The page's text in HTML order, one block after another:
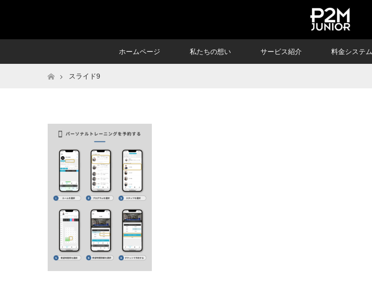
ホームページ 私たちの想い サービス紹介 料金システム
ホームスライド9